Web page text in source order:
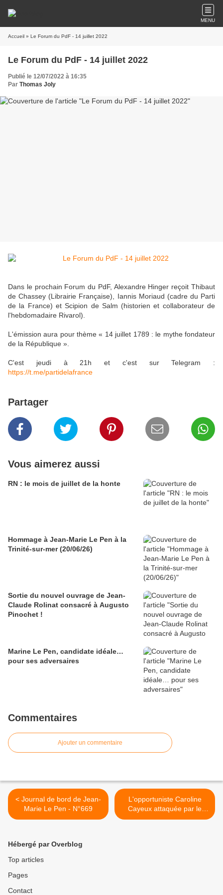
MENU
Accueil » Le Forum du PdF - 14 juillet 2022
Le Forum du PdF - 14 juillet 2022
Publié le 12/07/2022 à 16:35
Par Thomas Joly
Dans le prochain Forum du PdF, Alexandre Hinger reçoit Thibaut
de Chassey (Librairie Française), Iannis Moriaud (cadre du Parti
de la France) et Scipion de Salm (historien et collaborateur de
l'hebdomadaire Rivarol).
L'émission aura pour thème « 14 juillet 1789 : le mythe fondateur
de la République ».
C'est jeudi à 21h et c'est sur Telegram :
https://t.me/partidelafrance
Partager
Vous aimerez aussi
RN : le mois de juillet de la honte
Hommage à Jean-Marie Le Pen à la
Trinité-sur-mer (20/06/26)
Sortie du nouvel ouvrage de Jean-
Claude Rolinat consacré à Augusto
Pinochet !
Marine Le Pen, candidate idéale…
pour ses adversaires
Commentaires
Ajouter un commentaire
< Journal de bord de Jean-
Marie Le Pen - N°669
L'opportuniste Caroline
Cayeux attaquée par le
lobby LGBT >
Hébergé par Overblog
Top articles
Pages
Contact